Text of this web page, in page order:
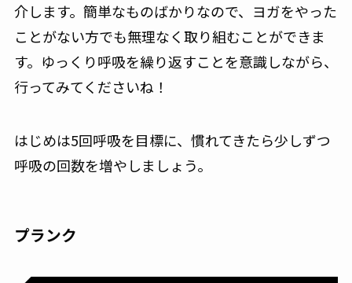
介します。簡単なものばかりなので、ヨガをやった
ことがない方でも無理なく取り組むことができま
す。ゆっくり呼吸を繰り返すことを意識しながら、
行ってみてくださいね！
はじめは5回呼吸を目標に、慣れてきたら少しずつ
呼吸の回数を増やしましょう。
プランク